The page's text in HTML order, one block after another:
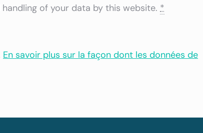
of your data by this website. *
En savoir plus sur la façon dont les données de